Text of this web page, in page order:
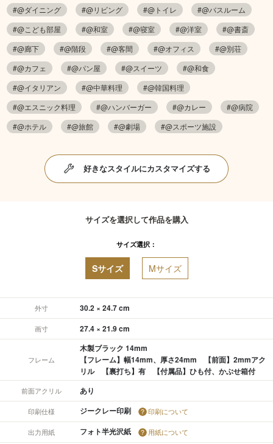
#@ダイニング
#@リビング #@トイレ
#@バスルーム
#@こども部屋
#@和室 #@寝室 #@洋室
#@書斎
#@廊下
#@階段 #@客間 #@オフィス
#@別荘
#@カフェ
#@パン屋 #@スイーツ
#@和食
#@イタリアン
#@中華料理
#@韓国料理
#@エスニック料理
#@ハンバーガー #@カレー
#@病院
#@ホテル
#@旅館 #@劇場 #@スポーツ施設
好きなスタイルにカスタマイズする
サイズを選択して作品を購入
サイズ選択：
Sサイズ Mサイズ
外寸 30.2 × 24.7 cm
画寸 27.4 × 21.9 cm
フレーム
木製ブラック 14mm
【フレーム】幅14mm、厚さ24mm 【前面】2mmアク
リル 【裏打ち】有 【付属品】ひも付、かぶせ箱付
前面アクリル あり
印刷仕様 ジークレー印刷 印刷について
出力用紙 フォト半光沢紙 用紙について